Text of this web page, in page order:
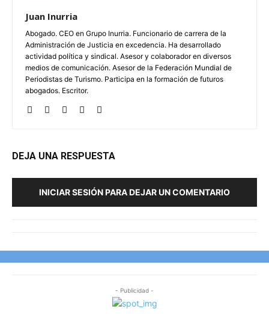
Juan Inurria
Abogado. CEO en Grupo Inurria. Funcionario de carrera de la
Administración de Justicia en excedencia. Ha desarrollado
actividad política y sindical. Asesor y colaborador en diversos
medios de comunicación. Asesor de la Federación Mundial de
Periodistas de Turismo. Participa en la formación de futuros
abogados. Escritor.
DEJA UNA RESPUESTA
INICIAR SESIÓN PARA DEJAR UN COMENTARIO
- Publicidad -